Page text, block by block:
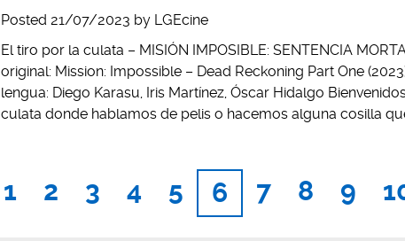
Posted 21/07/2023 by LGEcine
El tiro por la culata – MISIÓN IMPOSIBLE: SENTENCIA
original: Mission: Impossible – Dead Reckoning Part One
lengua: Diego Karasu, Iris Martínez, Óscar Hidalgo
culata donde hablamos de pelis o hacemos alguna cosilla
1 2 3 4 5 6 7 8 9